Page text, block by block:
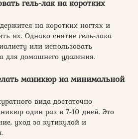
гель-лак на коротких
на коротких ногтях и
их. Однако снятие гель-лака
или использовать
для домашнего удаления.
маникюр на минимальной
вида достаточно
один раз в 7-10 дней. Это
уход за кутикулой и